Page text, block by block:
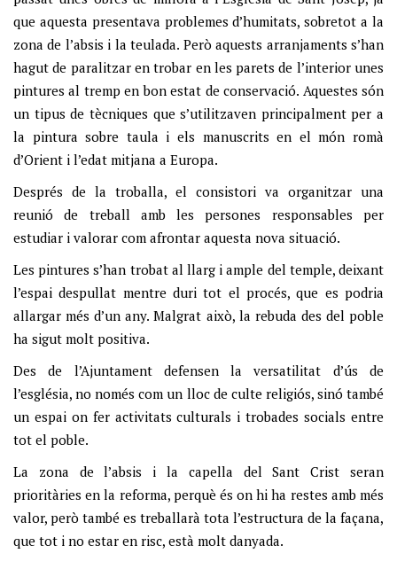
que aquesta presentava problemes d’humitats, sobretot a la
zona de l’absis i la teulada. Però aquests arranjaments s’han
hagut de paralitzar en trobar en les parets de l’interior unes
pintures al tremp en bon estat de conservació. Aquestes són
un tipus de tècniques que s’utilitzaven principalment per a
la pintura sobre taula i els manuscrits en el món romà
d’Orient i l’edat mitjana a Europa.
Després de la troballa, el consistori va organitzar una
reunió de treball amb les persones responsables per
estudiar i valorar com afrontar aquesta nova situació.
Les pintures s’han trobat al llarg i ample del temple, deixant
l’espai despullat mentre duri tot el procés, que es podria
allargar més d’un any. Malgrat això, la rebuda des del poble
ha sigut molt positiva.
Des de l’Ajuntament defensen la versatilitat d’ús de
l’església, no només com un lloc de culte religiós, sinó també
un espai on fer activitats culturals i trobades socials entre
tot el poble.
La zona de l’absis i la capella del Sant Crist seran
prioritàries en la reforma, perquè és on hi ha restes amb més
valor, però també es treballarà tota l’estructura de la façana,
que tot i no estar en risc, està molt danyada.